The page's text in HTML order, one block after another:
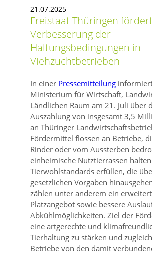
21.07.2025
Freistaat Thüringen
Verbesserung der
Haltungsbedingungen in
Viehzuchtbetrieben
In einer Pressemitteilung
Ministerium für Wirtschaft,
Ländlichen Raum am 21. Juli über
Auszahlung von insgesamt 3,5
an Thüringer
Fördermittel flossen an Betriebe,
Rinder oder vom Aussterben
einheimische Nutztierrassen
Tierwohlstandards erfüllen, die
gesetzlichen Vorgaben
zählen unter anderem ein
Platzangebot sowie bessere
Abkühlmöglichkeiten. Ziel der
eine artgerechte und
Tierhaltung zu stärken und
Betriebe von den damit